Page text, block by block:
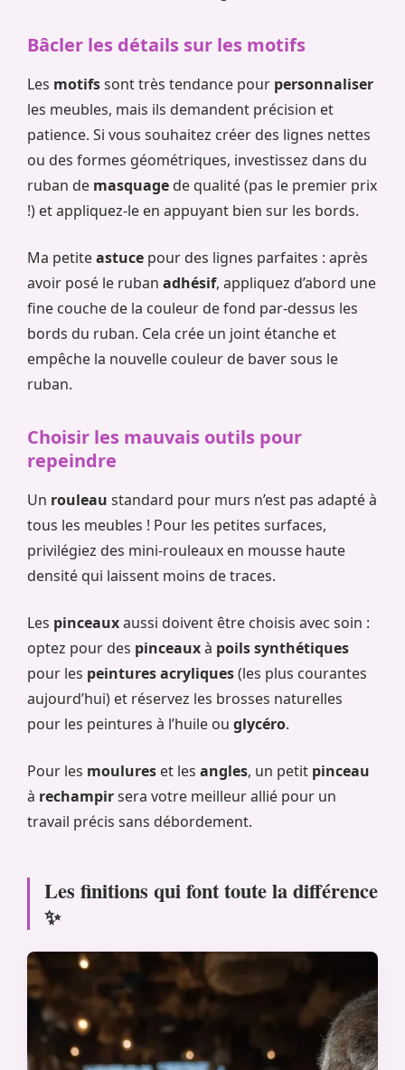
Bâcler les détails sur les motifs
Les motifssont très tendance pour personnaliser
les meubles, mais ils demandent précision et
patience. Si vous souhaitez créer des lignes nettes
ou des formes géométriques, investissez dans du
ruban de masquage de qualité (pas le premier prix
!) et appliquez-le en appuyant bien sur les bords.
Ma petiteastuce pour des lignes parfaites : après
avoir posé le ruban adhésif, appliquez d’abord une
fine couche de la couleur de fond par-dessus les
bords du ruban. Cela crée un joint étanche et
empêche la nouvelle couleur de baver sous le
ruban.
Choisir les mauvais outils pour
repeindre
Un rouleau standard pour murs n’est pas adapté à
tous les meubles ! Pour les petites surfaces,
privilégiez des mini-rouleaux en mousse haute
densité qui laissent moins de traces.
Les pinceauxaussi doivent être choisis avec soin :
optez pour des pinceauxà poils synthétiques
pour les peintures acryliques(les plus courantes
aujourd’hui) et réservez les brosses naturelles
pour les peintures à l’huile ou glycéro.
Pour les moulures et les angles, un petit pinceau
à rechampirsera votre meilleur allié pour un
travail précis sans débordement.
Les finitions qui font toute la différence
✨